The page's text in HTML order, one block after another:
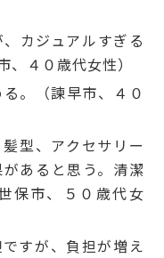
カジュアルすぎる
４０歳代女性）
。（諫早市、４０
型、アクセサリー
あると思う。清潔
保市、５０歳代女
すが、負担が増え